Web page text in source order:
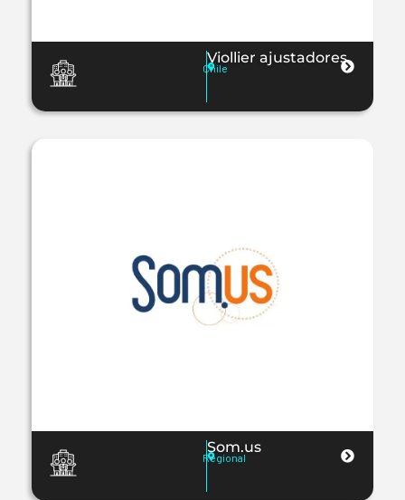
Viollier ajustadores
Chile
Som.us
Regional